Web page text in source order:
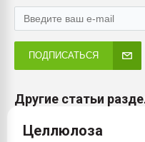
ПОДПИСАТЬСЯ
Другие статьи
Целлюлоза